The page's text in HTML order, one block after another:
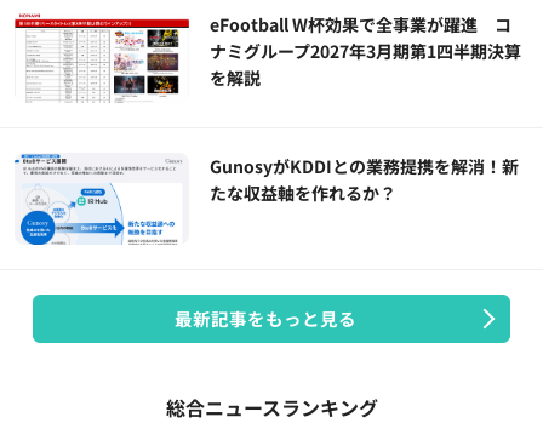
eFootball W杯効果で全事業が躍進 コ
ナミグループ2027年3月期第1四半期決算
を解説
GunosyがKDDIとの業務提携を解消！新
たな収益軸を作れるか？
最新記事をもっと見る
総合ニュースランキング